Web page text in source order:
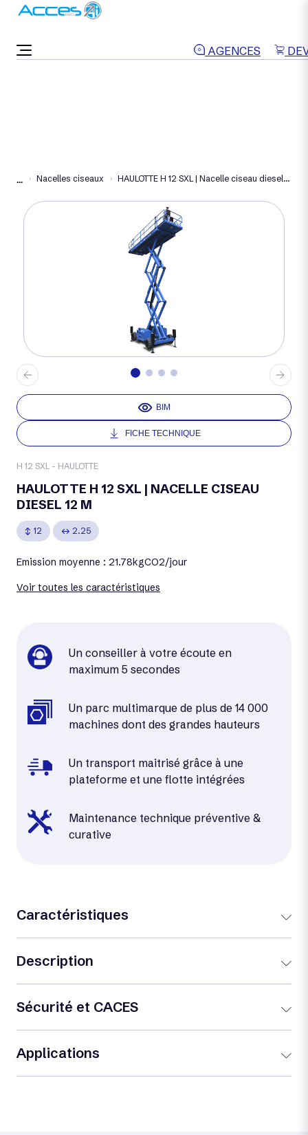
AGENCES
... Nacelles ciseaux HAULOTTE H 12 SXL | Nacelle ciseau diesel 12 m
H 12 SXL - HAULOTTE
BIM
FICHE TECHNIQUE
HAULOTTE H 12 SXL | NACELLE CISEAU
DIESEL 12 M
12 2.25
Emission moyenne : 21.78kgCO2/jour
Voir toutes les caractéristiques
Un conseiller à votre écoute en
maximum 5 secondes
Un parc multimarque de plus de 14 000
machines dont des grandes hauteurs
Un transport maitrisé grâce à une
plateforme et une flotte intégrées
Maintenance technique préventive &
curative
Caractéristiques
Description
Sécurité et CACES
Applications